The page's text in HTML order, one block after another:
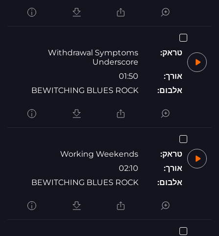
טראק:
Withdrawal Symptoms
Underscore
אורך:
01:50
אלבום:
BEWITCHING BLUES ROCK
טראק:
Working Weekends
אורך:
02:10
אלבום:
BEWITCHING BLUES ROCK